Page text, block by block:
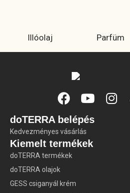
Illóolaj Parfüm
doTERRA belépés
Kedvezményes vásárlás
Kiemelt termékek
doTERRA termékek
doTERRA olajok
GESS csiganyál krém